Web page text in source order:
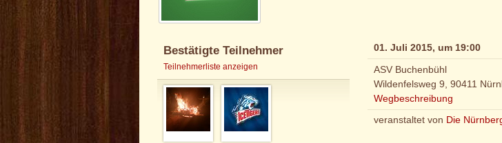
Bestätigte Teilnehmer
Teilnehmerliste anzeigen
01. Juli 2015, um 19:00
ASV Buchenbühl
Wildenfelsweg 9, 90411
Wegbeschreibung
veranstaltet von Die